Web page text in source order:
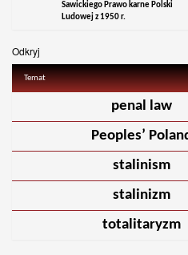
Sawickiego Prawo karne Polski
Ludowej z 1950 r.
Odkryj
Temat
penal law
Peoples’
stalinism
stalinizm
totalitaryzm